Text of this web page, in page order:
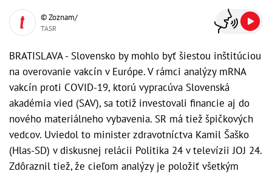
© Zoznam/
TASR
BRATISLAVA - Slovensko by mohlo byť šiestou inštitúciou
na overovanie vakcín v Európe. V rámci analýzy mRNA
vakcín proti COVID-19, ktorú vypracúva Slovenská
akadémia vied (SAV), sa totiž investovali financie aj do
nového materiálneho vybavenia. SR má tiež špičkových
vedcov. Uviedol to minister zdravotníctva Kamil Šaško
(Hlas-SD) v diskusnej relácii Politika 24 v televízii JOJ 24.
Zdôraznil tiež, že cieľom analýzy je položiť všetkým